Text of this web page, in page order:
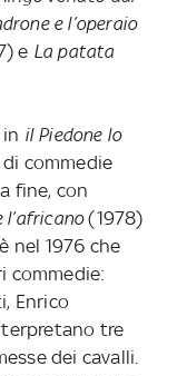
e l’operaio
e La patata
il Piedone lo
commedie
fine, con
l’africano(1978)
nel 1976 che
commedie:
Enrico
tre
dei cavalli.